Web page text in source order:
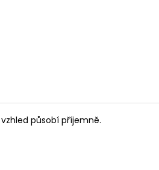
vzhled působí příjemně.